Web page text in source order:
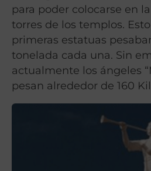
para poder colocarse en
torres de los templos.
primeras estatuas
tonelada cada una. Sin
actualmente los ángeles
pesan alrededor de 160